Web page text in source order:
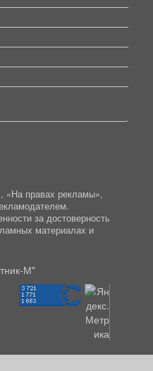
«На правах рекламы»,
за достоверность
материалах и
М"